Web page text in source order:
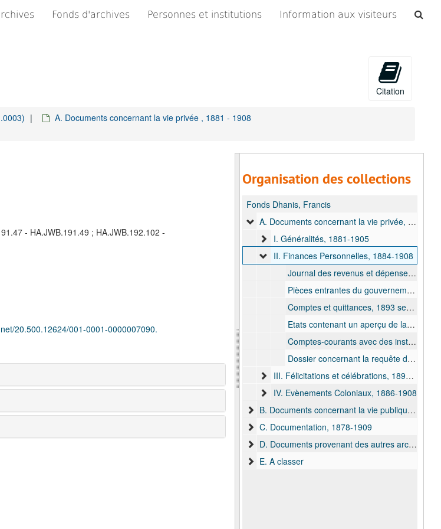
Fonds d'archives Personnes et institutions Information aux visiteurs
Citation
A. Documents concernant la vie privée , 1881 - 1908
- HA.JWB.191.49 ; HA.JWB.192.102 -
20.500.12624/001-0001-0000007090.
Organisation des collections
Fonds Dhanis, Francis
A. Documents concernant la vie privée, 1881-1908
I. Généralités, 1881-1905
II. Finances Personnelles, 1884-1908
Journal des revenus et dépenses, 1884 nov. - 1897 déc.
Pièces entrantes du gouvernement local de l'EIC concernant le versement du traitement, 1887 avr. - 1898 févr.
Comptes et quittances, 1893 sept. - 1900 oct. et s.d.
Etats contenant un aperçu de la valeur des actions et obligations de Francis Dhanis, 1900 oct. - 1900 nov.
Comptes-courants avec des institutions financières, 1903 juill. - 1903 oct.
Dossier concernant la requête de Francis Dhanis à Léopold II pour améliorer la situation précaire de ses revenus, 1907 déc. - 1908 mrs. et s.d.
III. Félicitations et célébrations, 1893-1906
IV. Evènements Coloniaux, 1886-1908
B. Documents concernant la vie publique, 1872-1907
C. Documentation, 1878-1909
D. Documents provenant des autres archives, 1894-1950
E. A classer